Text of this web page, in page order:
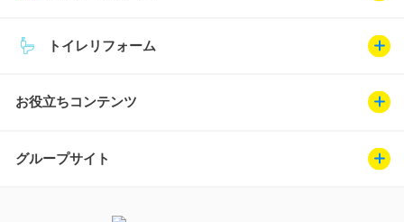
トイレリフォーム
お役立ちコンテンツ
グループサイト